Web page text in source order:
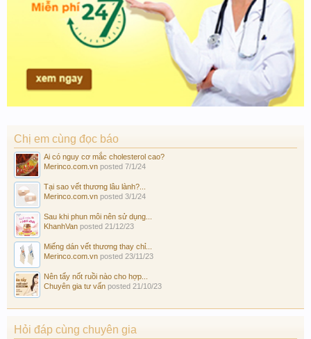
Chị em cùng đọc báo
Ai có nguy cơ mắc cholesterol cao?
Merinco.com.vn posted 7/1/24
Tại sao vết thương lâu lành?...
Merinco.com.vn posted 3/1/24
Sau khi phun môi nên sử dụng...
KhanhVan posted 21/12/23
Miếng dán vết thương thay chỉ...
Merinco.com.vn posted 23/11/23
Nên tẩy nốt ruồi nào cho hợp...
Chuyên gia tư vấn posted 21/10/23
Hỏi đáp cùng chuyên gia